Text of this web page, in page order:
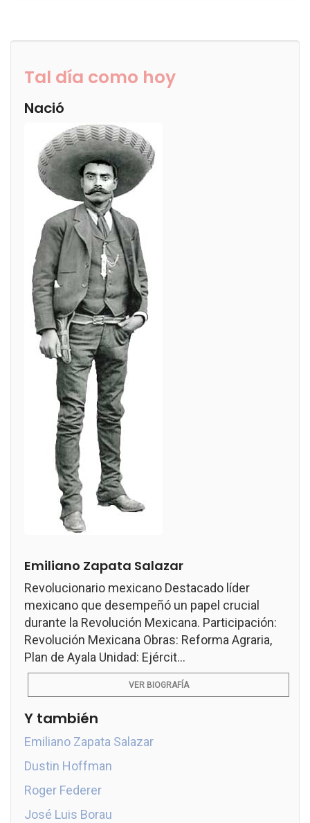
Tal día como hoy
Nació
Emiliano Zapata Salazar
Revolucionario mexicano Destacado líder
mexicano que desempeñó un papel crucial
durante la Revolución Mexicana. Participación:
Revolución Mexicana Obras: Reforma Agraria,
Plan de Ayala Unidad: Ejércit...
VER BIOGRAFÍA
Y también
Emiliano Zapata Salazar
Dustin Hoffman
Roger Federer
José Luis Borau